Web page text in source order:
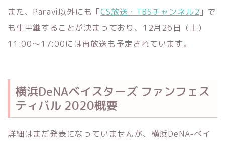
また、Paravi以外にも「CS放送・TBSチャンネル2 」で
も生中継することが決まっており、12月26日（土）
11:00～17:00には再放送も予定されています。
横浜DeNAベイスターズ ファンフェス
ティバル 2020概要
詳細はまだ発表になっていませんが、横浜DeNA-ベイ